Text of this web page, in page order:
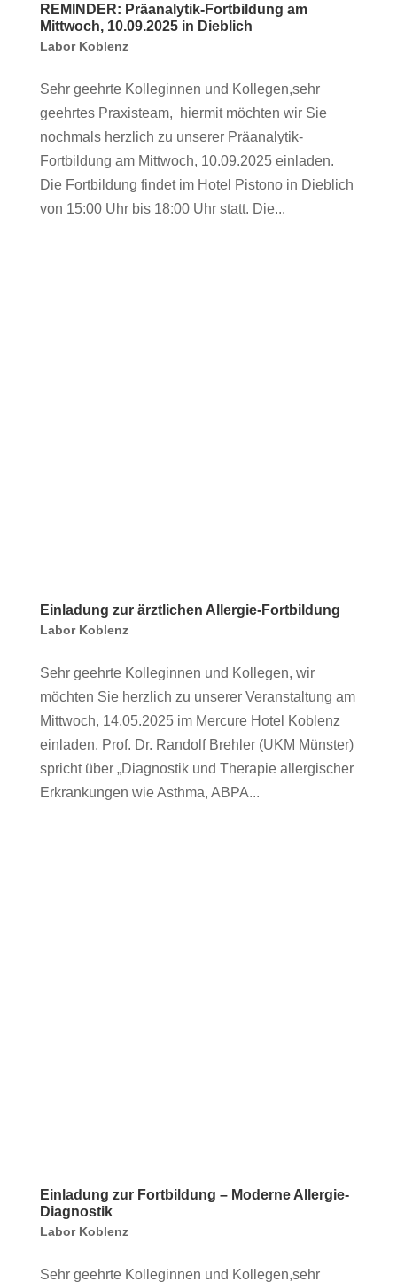
REMINDER: Präanalytik-Fortbildung am
Mittwoch, 10.09.2025 in Dieblich
Labor Koblenz
Sehr geehrte Kolleginnen und Kollegen,sehr
geehrtes Praxisteam, hiermit möchten wir Sie
nochmals herzlich zu unserer Präanalytik-
Fortbildung am Mittwoch, 10.09.2025 einladen.
Die Fortbildung findet im Hotel Pistono in Dieblich
von 15:00 Uhr bis 18:00 Uhr statt. Die...
Einladung zur ärztlichen Allergie-Fortbildung
Labor Koblenz
Sehr geehrte Kolleginnen und Kollegen, wir
möchten Sie herzlich zu unserer Veranstaltung am
Mittwoch, 14.05.2025 im Mercure Hotel Koblenz
einladen. Prof. Dr. Randolf Brehler (UKM Münster)
spricht über „Diagnostik und Therapie allergischer
Erkrankungen wie Asthma, ABPA...
Einladung zur Fortbildung – Moderne Allergie-
Diagnostik
Labor Koblenz
Sehr geehrte Kolleginnen und Kollegen,sehr